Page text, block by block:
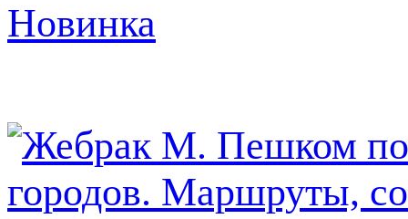
Новинка